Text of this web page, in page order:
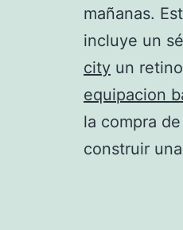
mañanas.
incluye un
city un
equipacion
la compra
construir